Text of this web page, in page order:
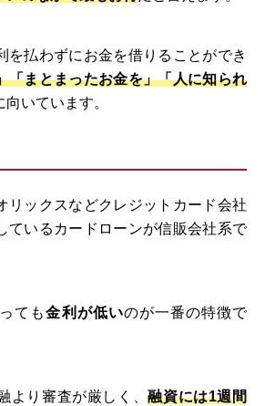
を払わずにお金を借りることができ
「まとまったお金を」「人に知られ
いています。
リックスなどクレジットカード会社
ているカードローンが信販会社系で
ても金利が低いのが一番の特徴で
より審査が厳しく、融資には1週間